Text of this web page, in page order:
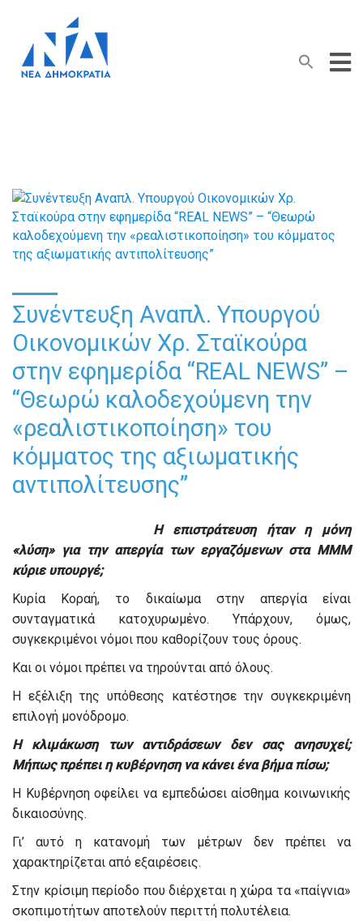
Search
for:
Search Button
Συνέντευξη Αναπλ. Υπουργού
Οικονομικών Χρ. Σταϊκούρα
στην εφημερίδα “REAL NEWS” –
“Θεωρώ καλοδεχούμενη την
«ρεαλιστικοποίηση» του
κόμματος της αξιωματικής
αντιπολίτευσης”
Η επιστράτευση ήταν η μόνη
«λύση» για την απεργία των εργαζόμενων στα ΜΜΜ
κύριε υπουργέ;
Κυρία Κοραή, το δικαίωμα στην απεργία είναι
συνταγματικά κατοχυρωμένο. Υπάρχουν, όμως,
συγκεκριμένοι νόμοι που καθορίζουν τους όρους.
Και οι νόμοι πρέπει να τηρούνται από όλους.
Η εξέλιξη της υπόθεσης κατέστησε την συγκεκριμένη
επιλογή μονόδρομο.
Η κλιμάκωση των αντιδράσεων δεν σας ανησυχεί;
Μήπως πρέπει η κυβέρνηση να κάνει ένα βήμα πίσω;
Η Κυβέρνηση οφείλει να εμπεδώσει αίσθημα κοινωνικής
δικαιοσύνης.
Γι’ αυτό η κατανομή των μέτρων δεν πρέπει να
χαρακτηρίζεται από εξαιρέσεις.
Στην κρίσιμη περίοδο που διέρχεται η χώρα τα «παίγνια»
σκοπιμοτήτων αποτελούν περιττή πολυτέλεια.